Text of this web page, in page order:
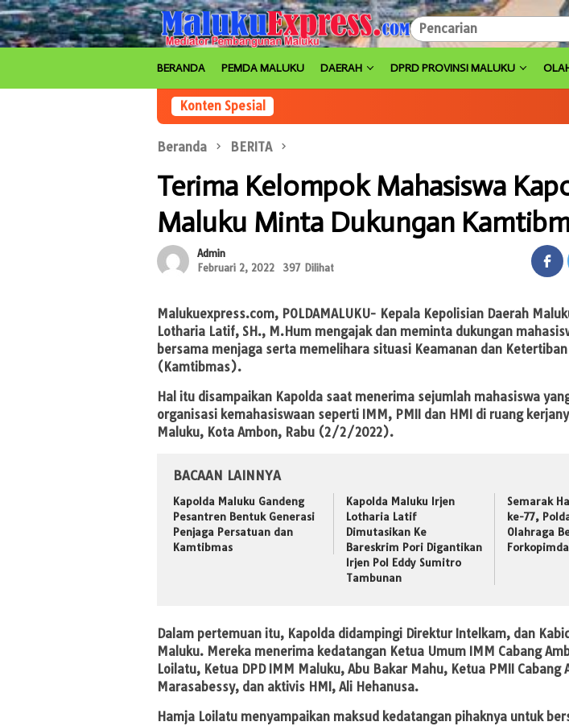
Loncat
ke
konten
BERANDA PEMDA MALUKU DAERAH DPRD PROVINSI MALUKU
Konten Spesial
Beranda BERITA
Terima Kelompok Mahasiswa
Maluku Minta Dukungan
Admin
Februari 2, 2022
397 Dilihat
Malukuexpress.com, POLDAMALUKU- Kepala Kepolisian Daerah
Lotharia Latif, SH., M.Hum mengajak dan meminta dukungan
bersama menjaga serta memelihara situasi Keamanan dan
(Kamtibmas).
Hal itu disampaikan Kapolda saat menerima sejumlah mahasiswa
organisasi kemahasiswaan seperti IMM, PMII dan HMI di ruang
Maluku, Kota Ambon, Rabu (2/2/2022).
BACAAN LAINNYA
Kapolda Maluku Gandeng
Pesantren Bentuk Generasi
Penjaga Persatuan dan
Kamtibmas
Kapolda Maluku Irjen
Lotharia Latif
Dimutasikan Ke
Bareskrim Pori Digantikan
Irjen Pol Eddy Sumitro
Tambunan
Semarak
ke-77,
Olahraga
Forkopimda
Dalam pertemuan itu, Kapolda didampingi Direktur Intelkam, dan
Maluku. Mereka menerima kedatangan Ketua Umum IMM Cabang
Loilatu, Ketua DPD IMM Maluku, Abu Bakar Mahu, Ketua PMII Cabang
Marasabessy, dan aktivis HMI, Ali Hehanusa.
Hamja Loilatu menyampaikan maksud kedatangan pihaknya untuk